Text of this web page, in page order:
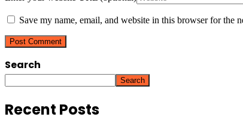
Save my name, email, and website in this browser for the
Search
Search
Recent Posts